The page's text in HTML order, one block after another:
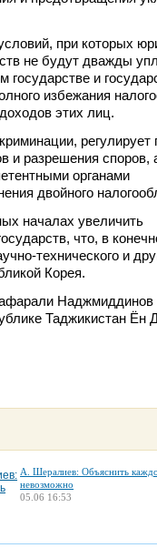
при которых
не будут дважды
государстве и
избежания
этих лиц.
регулирует
и разрешения споров,
органами
двойного
началах увеличить
что, в
технического и
Корея.
Наджмиддинов
Таджикистан Ён
А. Шералиев: Объяснить
невозможно
05.06 16:53